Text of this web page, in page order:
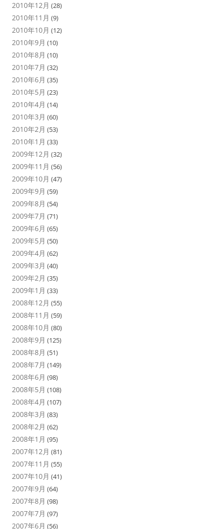
2010年12月 (28)
2010年11月 (9)
2010年10月 (12)
2010年9月 (10)
2010年8月 (10)
2010年7月 (32)
2010年6月 (35)
2010年5月 (23)
2010年4月 (14)
2010年3月 (60)
2010年2月 (53)
2010年1月 (33)
2009年12月 (32)
2009年11月 (56)
2009年10月 (47)
2009年9月 (59)
2009年8月 (54)
2009年7月 (71)
2009年6月 (65)
2009年5月 (50)
2009年4月 (62)
2009年3月 (40)
2009年2月 (35)
2009年1月 (33)
2008年12月 (55)
2008年11月 (59)
2008年10月 (80)
2008年9月 (125)
2008年8月 (51)
2008年7月 (149)
2008年6月 (98)
2008年5月 (108)
2008年4月 (107)
2008年3月 (83)
2008年2月 (62)
2008年1月 (95)
2007年12月 (81)
2007年11月 (55)
2007年10月 (41)
2007年9月 (64)
2007年8月 (98)
2007年7月 (97)
2007年6月 (56)